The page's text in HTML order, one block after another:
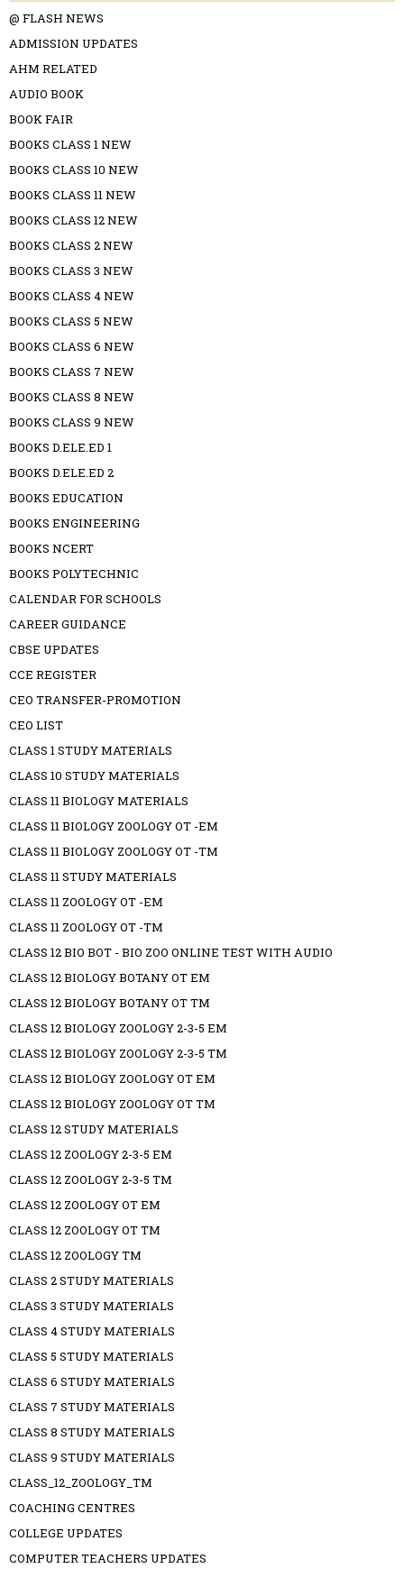
@ FLASH NEWS
ADMISSION UPDATES
AHM RELATED
AUDIO BOOK
BOOK FAIR
BOOKS CLASS 1 NEW
BOOKS CLASS 10 NEW
BOOKS CLASS 11 NEW
BOOKS CLASS 12 NEW
BOOKS CLASS 2 NEW
BOOKS CLASS 3 NEW
BOOKS CLASS 4 NEW
BOOKS CLASS 5 NEW
BOOKS CLASS 6 NEW
BOOKS CLASS 7 NEW
BOOKS CLASS 8 NEW
BOOKS CLASS 9 NEW
BOOKS D.ELE.ED 1
BOOKS D.ELE.ED 2
BOOKS EDUCATION
BOOKS ENGINEERING
BOOKS NCERT
BOOKS POLYTECHNIC
CALENDAR FOR SCHOOLS
CAREER GUIDANCE
CBSE UPDATES
CCE REGISTER
CEO TRANSFER-PROMOTION
CEO LIST
CLASS 1 STUDY MATERIALS
CLASS 10 STUDY MATERIALS
CLASS 11 BIOLOGY MATERIALS
CLASS 11 BIOLOGY ZOOLOGY OT -EM
CLASS 11 BIOLOGY ZOOLOGY OT -TM
CLASS 11 STUDY MATERIALS
CLASS 11 ZOOLOGY OT -EM
CLASS 11 ZOOLOGY OT -TM
CLASS 12 BIO BOT - BIO ZOO ONLINE TEST WITH AUDIO
CLASS 12 BIOLOGY BOTANY OT EM
CLASS 12 BIOLOGY BOTANY OT TM
CLASS 12 BIOLOGY ZOOLOGY 2-3-5 EM
CLASS 12 BIOLOGY ZOOLOGY 2-3-5 TM
CLASS 12 BIOLOGY ZOOLOGY OT EM
CLASS 12 BIOLOGY ZOOLOGY OT TM
CLASS 12 STUDY MATERIALS
CLASS 12 ZOOLOGY 2-3-5 EM
CLASS 12 ZOOLOGY 2-3-5 TM
CLASS 12 ZOOLOGY OT EM
CLASS 12 ZOOLOGY OT TM
CLASS 12 ZOOLOGY TM
CLASS 2 STUDY MATERIALS
CLASS 3 STUDY MATERIALS
CLASS 4 STUDY MATERIALS
CLASS 5 STUDY MATERIALS
CLASS 6 STUDY MATERIALS
CLASS 7 STUDY MATERIALS
CLASS 8 STUDY MATERIALS
CLASS 9 STUDY MATERIALS
CLASS_12_ZOOLOGY_TM
COACHING CENTRES
COLLEGE UPDATES
COMPUTER TEACHERS UPDATES